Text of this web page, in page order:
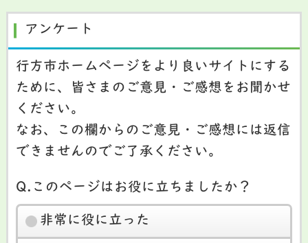
アンケート
行方市ホームページをより良いサイトにする
ために、皆さまのご意見・ご感想をお聞かせ
ください。
なお、この欄からのご意見・ご感想には返信
できませんのでご了承ください。
Q.このページはお役に立ちましたか？
非常に役に立った